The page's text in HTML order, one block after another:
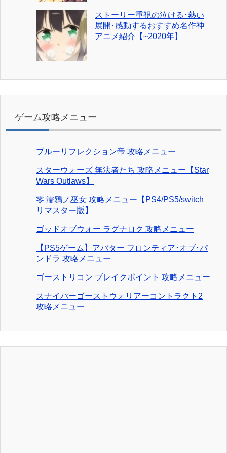
ストーリー重視の泣ける･熱い
展開･感動するおすすめ名作神
アニメ紹介【~2020年】
ゲーム攻略メニュー
ブルーリフレクション帝 攻略メニュー
スターウォーズ 無法者たち 攻略メニュー【Star
Wars Outlaws】
零 濡鴉ノ巫女 攻略メニュー【PS4/PS5/switch
リマスター版】
ゴッドオブウォー ラグナロク 攻略メニュー
【PS5ゲーム】アバター フロンティア･オブ･パ
ンドラ 攻略メニュー
ゴーストリコン ブレイクポイント 攻略メニュー
スナイパーゴーストウォリアーコントラクト2
攻略メニュー